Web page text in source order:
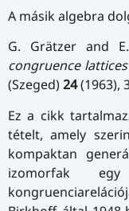
A másik algebra
G. Grätzer and
congruence
(Szeged)24(1963),
Ez a cikk
tételt, amely
kompaktan
izomorfak